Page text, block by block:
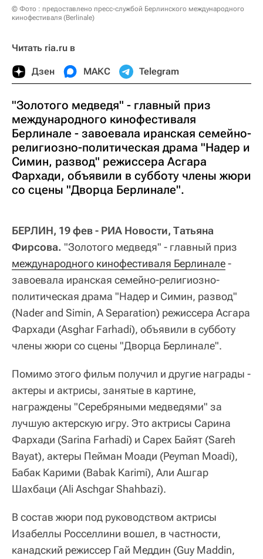
© Фото : предоставлено пресс-службой Берлинского международного
кинофестиваля (Berlinale)
Читать ria.ru в
Дзен МАКС Telegram
"Золотого медведя" - главный приз
международного кинофестиваля
Берлинале - завоевала иранская семейно-
религиозно-политическая драма "Надер и
Симин, развод" режиссера Асгара
Фархади, объявили в субботу члены жюри
со сцены "Дворца Берлинале".
БЕРЛИН, 19 фев - РИА Новости, Татьяна
Фирсова. "Золотого медведя" - главный приз
международного кинофестиваля Берлинале-
завоевала иранская семейно-религиозно-
политическая драма "Надер и Симин, развод"
(Nader and Simin, A Separation) режиссера Асгара
Фархади (Asghar Farhadi), объявили в субботу
члены жюри со сцены "Дворца Берлинале".
Помимо этого фильм получил и другие награды -
актеры и актрисы, занятые в картине,
награждены "Серебряными медведями" за
лучшую актерскую игру. Это актрисы Сарина
Фархади (Sarina Farhadi) и Сарех Байят (Sareh
Bayat), актеры Пейман Моади (Peyman Moadi),
Бабак Карими (Babak Karimi), Али Ашгар
Шахбаци (Ali Aschgar Shahbazi).
В состав жюри под руководством актрисы
Изабеллы Росселлини вошел, в частности,
канадский режиссер Гай Меддин (Guy Maddin,